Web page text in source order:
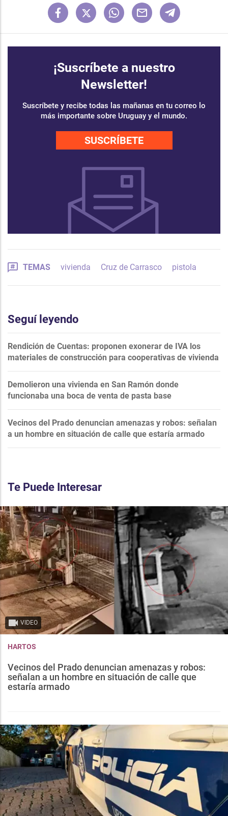
¡Suscríbete a nuestro
Newsletter!
Suscríbete y recibe todas las mañanas en tu correo lo
más importante sobre Uruguay y el mundo.
SUSCRÍBETE
TEMAS vivienda Cruz de Carrasco pistola
Seguí leyendo
Rendición de Cuentas: proponen exonerar de IVA los
materiales de construcción para cooperativas de vivienda
Demolieron una vivienda en San Ramón donde
funcionaba una boca de venta de pasta base
Vecinos del Prado denuncian amenazas y robos: señalan
a un hombre en situación de calle que estaría armado
Te Puede Interesar
VIDEO
HARTOS
Vecinos del Prado denuncian amenazas y robos:
señalan a un hombre en situación de calle que
estaría armado